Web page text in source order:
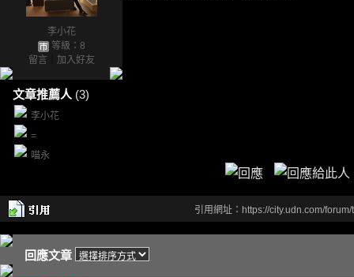
李小花
等級：8
留言
加入好友
文章推薦人 (3)
李小花
=
喵永
引用網址：https://city.udn.com/
回應文章